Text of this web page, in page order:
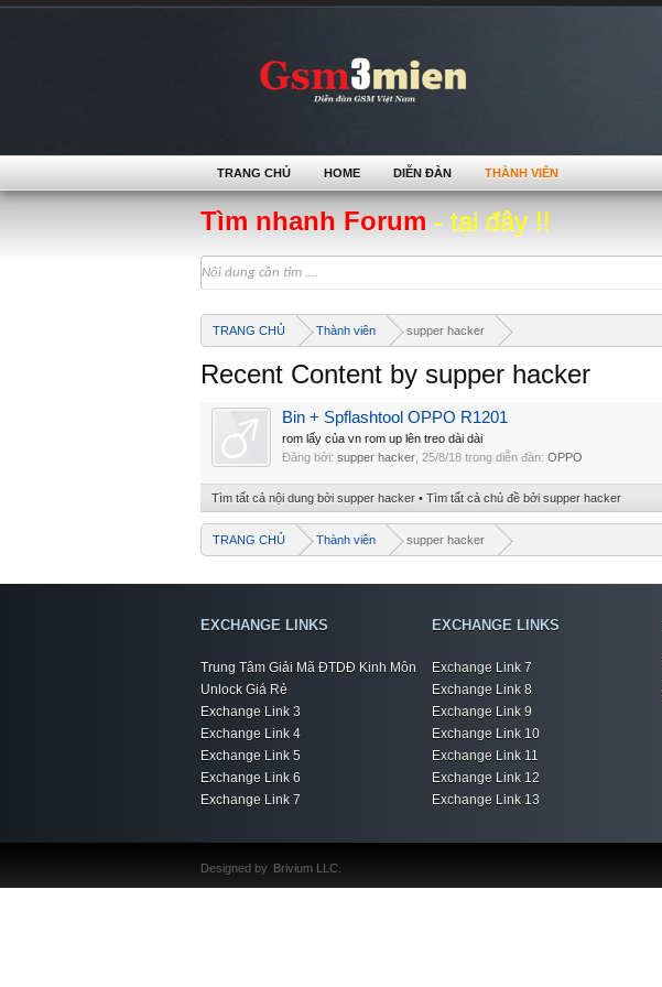
Tìm nhanh Forum - tại đây !!
TRANG CHỦ Thành viên supper hacker
Recent Content by supper hacker
Bin + Spflashtool OPPO R1201
rom lấy của vn rom up lên treo dài dài
Đăng bởi: supper hacker 25/8/18 trong diễn đàn: OPPO
Tìm tất cả nội dung bởi supper hacker Tìm tất cả chủ đề bởi supper hacker
TRANG CHỦ Thành viên supper hacker
TRANG CHỦ HOME DIỄN ĐÀN THÀNH VIÊN
EXCHANGE LINKS
Trung Tâm Giải Mã ĐTDĐ Kinh Môn
Unlock Giá Rẻ
Exchange Link 3
Exchange Link 4
Exchange Link 5
Exchange Link 6
Exchange Link 7
EXCHANGE LINKS
Exchange Link 7
Exchange Link 8
Exchange Link 9
Exchange Link 10
Exchange Link 11
Exchange Link 12
Exchange Link 13
Designed by Brivium LLC.